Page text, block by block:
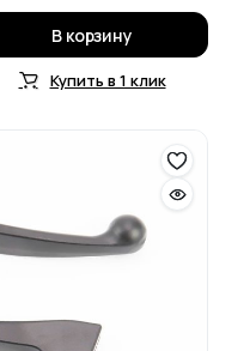
В корзину
Купить в 1 клик